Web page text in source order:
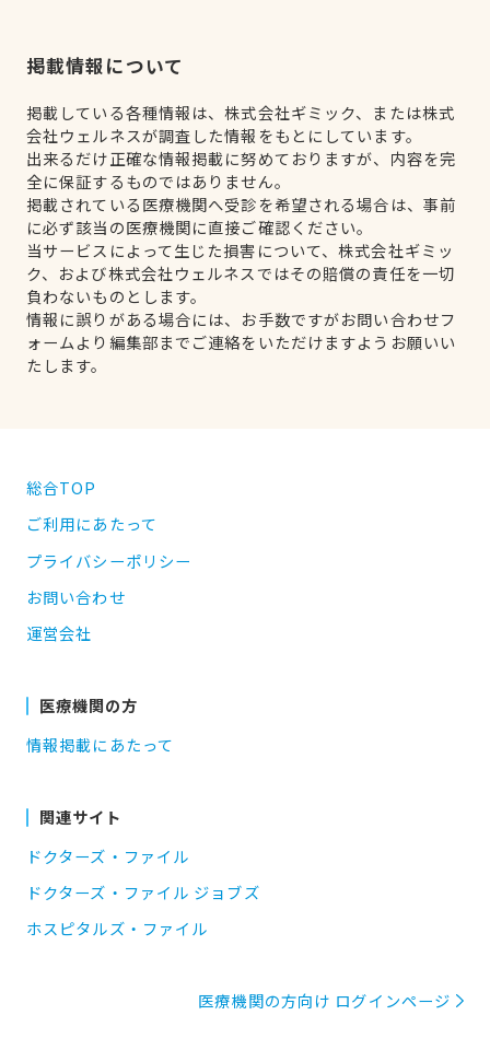
掲載情報について
掲載している各種情報は、株式会社ギミック、または株式
会社ウェルネスが調査した情報をもとにしています。
出来るだけ正確な情報掲載に努めておりますが、内容を完
全に保証するものではありません。
掲載されている医療機関へ受診を希望される場合は、事前
に必ず該当の医療機関に直接ご確認ください。
当サービスによって生じた損害について、株式会社ギミッ
ク、および株式会社ウェルネスではその賠償の責任を一切
負わないものとします。
情報に誤りがある場合には、お手数ですがお問い合わせフ
ォームより編集部までご連絡をいただけますようお願いい
たします。
総合TOP
ご利用にあたって
プライバシーポリシー
お問い合わせ
運営会社
医療機関の方
情報掲載にあたって
関連サイト
ドクターズ・ファイル
ドクターズ・ファイル ジョブズ
ホスピタルズ・ファイル
医療機関の方向け ログインページ